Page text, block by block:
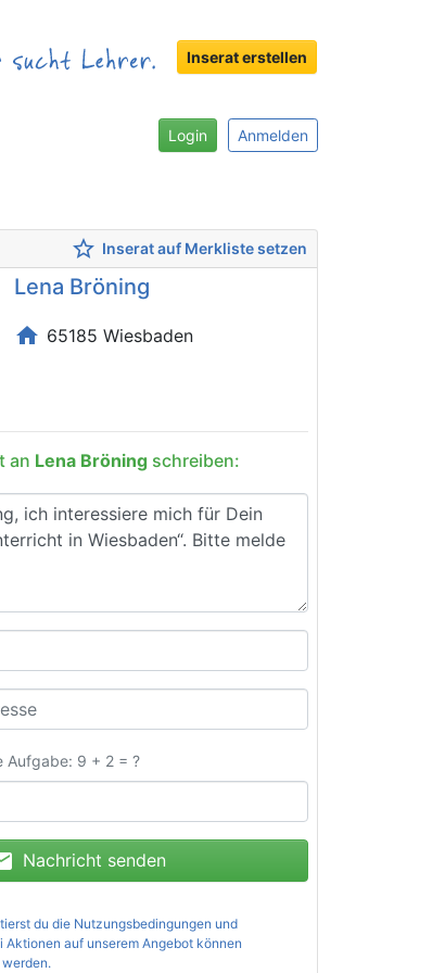
Inserat erstellen
Login Anmelden
star_border Inserat auf Merkliste setzen
Lena Bröning
home 65185 Wiesbaden
an Lena Bröning schreiben:
Aufgabe: 9 + 2 = ?
Nachricht senden
du die Nutzungsbedingungen und
Aktionen auf unserem Angebot können